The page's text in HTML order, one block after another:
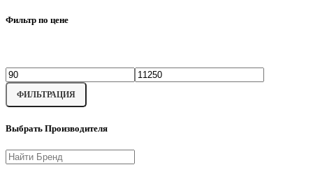
Фильтр по цене
ФИЛЬТРАЦИЯ
Выбрать Производителя